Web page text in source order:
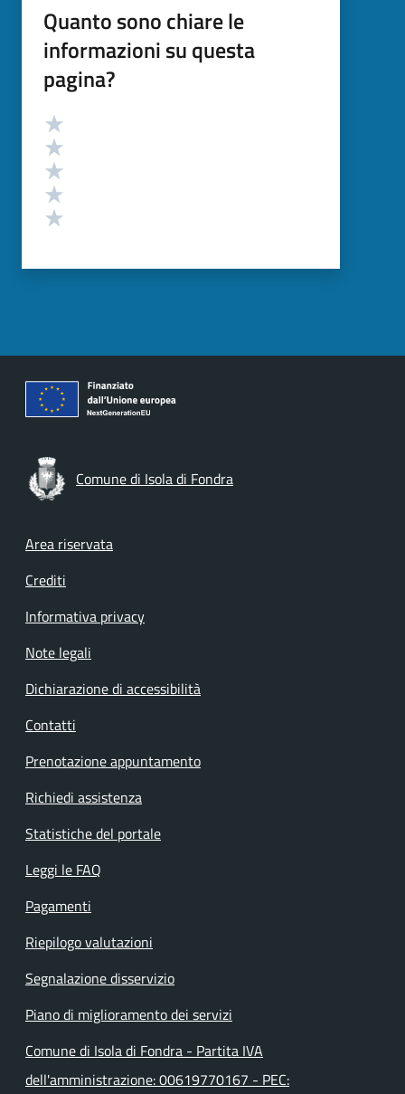
Quanto sono chiare le
informazioni su questa
pagina?
Valutazione
Comune di Isola di Fondra
Footer menu
Area riservata
Crediti
Informativa privacy
Note legali
Dichiarazione di accessibilità
Contatti
Prenotazione appuntamento
Richiedi assistenza
Statistiche del portale
Leggi le FAQ
Pagamenti
Riepilogo valutazioni
Segnalazione disservizio
Piano di miglioramento dei servizi
Comune di Isola di Fondra - Partita IVA
dell'amministrazione: 00619770167 - PEC: